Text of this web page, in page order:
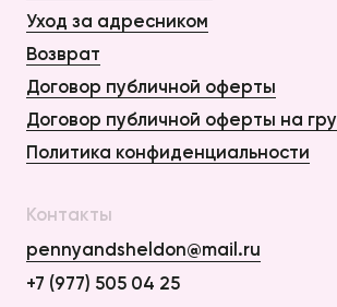
Уход за адресником
Возврат
Договор публичной оферты
Договор публичной оферты на
Политика конфиденциальности
Контакты
pennyandsheldon@mail.ru
+7 (977) 505 04 25